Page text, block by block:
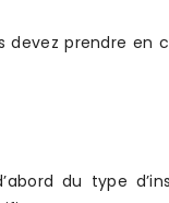
devez prendre en
du type